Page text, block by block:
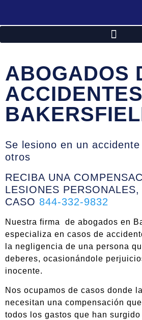
ABOGADOS
Se lesiono en un
otros
RECIBA UNA
LESIONES
CASO 844-332-9832
Nuestra firma de abogados en
especializa en casos de
la negligencia de una persona
deberes, ocasionándole
inocente.
Nos ocupamos de casos donde
necesitan una compensación
todos los gastos que han surgido